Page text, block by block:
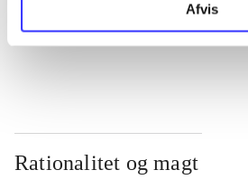
Afvis
Rationalitet og magt